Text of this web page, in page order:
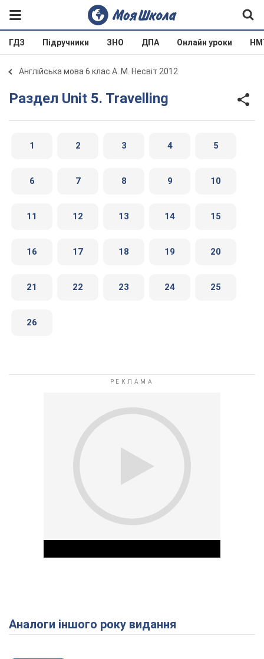
ГДЗ Підручники ЗНО ДПА Онлайн уроки
Англійська мова 6 клас А. М. Несвіт 2012
Раздел Unit 5. Travelling
1 2 3 4 5
6 7 8 9 10
11 12 13 14 15
16 17 18 19 20
21 22 23 24 25
26
Play Video
Аналоги іншого року видання